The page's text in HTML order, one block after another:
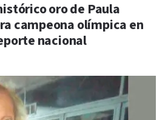
oro de Paula
campeona olímpica en
nacional